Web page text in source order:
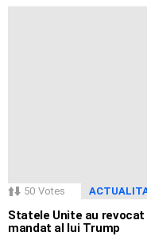
50 Votes
Statele Unite au revocat
mandat al lui Trump